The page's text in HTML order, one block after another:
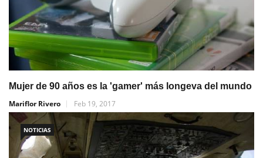
Mujer de 90 años es la 'gamer' más longeva del mundo
Mariflor Rivero
Feb 19, 2017
NOTICIAS